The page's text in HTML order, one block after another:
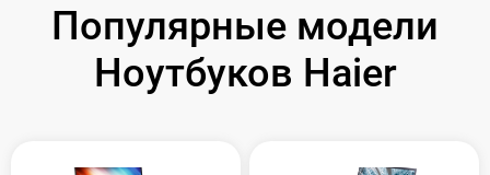
Популярные модели
Ноутбуков Haier